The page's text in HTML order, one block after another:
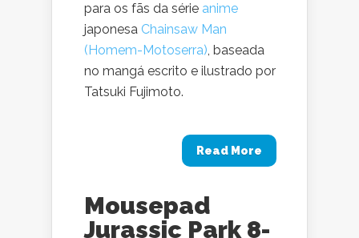
para os fãs da série anime
japonesa Chainsaw Man
(Homem-Motoserra), baseada
no mangá escrito e ilustrado por
Tatsuki Fujimoto.
Read More
Mousepad
Jurassic Park 8-